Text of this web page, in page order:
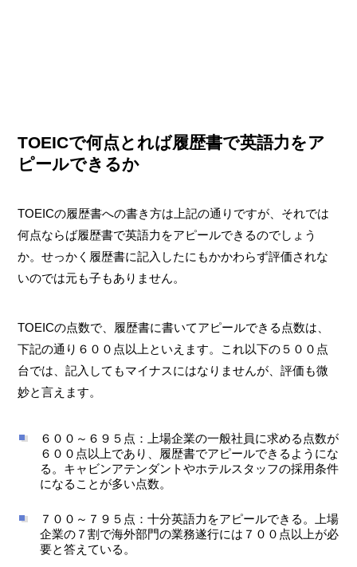
TOEICで何点とれば履歴書で英語力をア
ピールできるか
TOEICの履歴書への書き方は上記の通りですが、それでは
何点ならば履歴書で英語力をアピールできるのでしょう
か。せっかく履歴書に記入したにもかかわらず評価されな
いのでは元も子もありません。
TOEICの点数で、履歴書に書いてアピールできる点数は、
下記の通り６００点以上といえます。これ以下の５００点
台では、記入してもマイナスにはなりませんが、評価も微
妙と言えます。
６００～６９５点：上場企業の一般社員に求める点数が
６００点以上であり、履歴書でアピールできるようにな
る。キャビンアテンダントやホテルスタッフの採用条件
になることが多い点数。
７００～７９５点：十分英語力をアピールできる。上場
企業の７割で海外部門の業務遂行には７００点以上が必
要と答えている。